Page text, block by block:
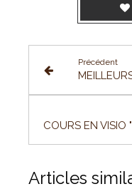
Précédent
Articles